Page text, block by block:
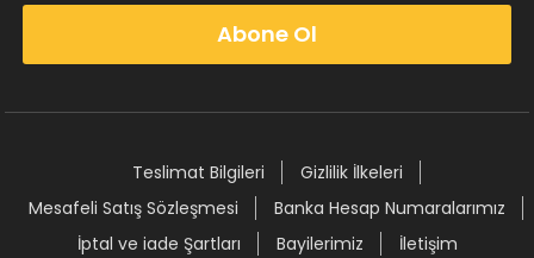
Abone Ol
Teslimat Bilgileri
Gizlilik İlkeleri
Mesafeli Satış Sözleşmesi
Banka Hesap Numaralarımız
İptal ve iade Şartları
Bayilerimiz İletişim